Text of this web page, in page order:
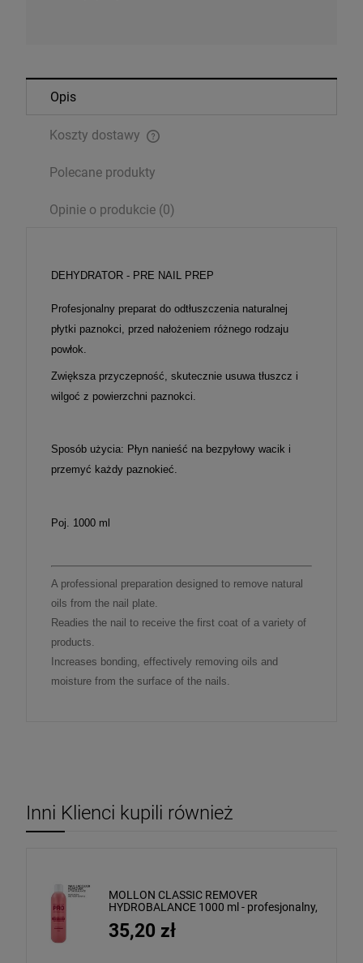
Opis
Koszty dostawy
Polecane produkty
Opinie o produkcie (0)
DEHYDRATOR - PRE NAIL PREP
Profesjonalny preparat do odtłuszczenia naturalnej
płytki paznokci, przed nałożeniem różnego rodzaju
powłok.
Zwiększa przyczepność, skutecznie usuwa tłuszcz i
wilgoć z powierzchni paznokci.
Sposób użycia: Płyn nanieść na bezpyłowy wacik i
przemyć każdy paznokieć.
Poj. 1000 ml
A professional preparation designed to remove natural
oils from the nail plate.
Readies the nail to receive the first coat of a variety of
products.
Increases bonding, effectively removing oils and
moisture from the surface of the nails.
Inni Klienci kupili również
MOLLON CLASSIC REMOVER
HYDROBALANCE 1000 ml - profesjonalny,
35,20 zł